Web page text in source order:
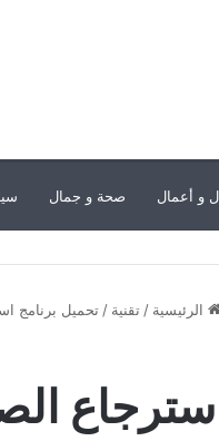
و أعمال صحة و جمال
الرئيسية / تقنية / تحميل برنامج